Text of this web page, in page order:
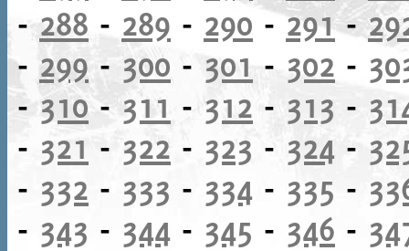
-288 - 289 - 290 -291-
- 299 -300 - 301 - 302 -
- 310-311 - 312 - 313 -
- 321 - 322 - 323 - 324 -
- 332 - 333 - 334 - 335 -
- 343 - 344 - 345 - 346 -